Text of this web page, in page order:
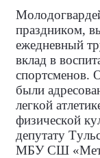
праздником,
ежедневный
вклад в
спортсменов.
были
легкой
физической
депутату
МБУ СШ